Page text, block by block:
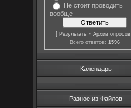
Не стоит проводить
вообще
[Результаты ·Архив опросов
Всего ответов:1596
Календарь
Разное из Файлов